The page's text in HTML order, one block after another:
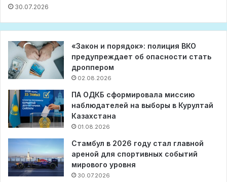
30.07.2026
«Закон и порядок»: полиция ВКО
предупреждает об опасности стать
дроппером
02.08.2026
ПА ОДКБ сформировала миссию
наблюдателей на выборы в Курултай
Казахстана
01.08.2026
Стамбул в 2026 году стал главной
ареной для спортивных событий
мирового уровня
30.07.2026